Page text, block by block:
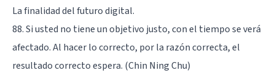
La finalidad del futuro digital.
88. Si usted no tiene un objetivo justo, con el tiempo se verá
afectado. Al hacer lo correcto, por la razón correcta, el
resultado correcto espera. (Chin Ning Chu)